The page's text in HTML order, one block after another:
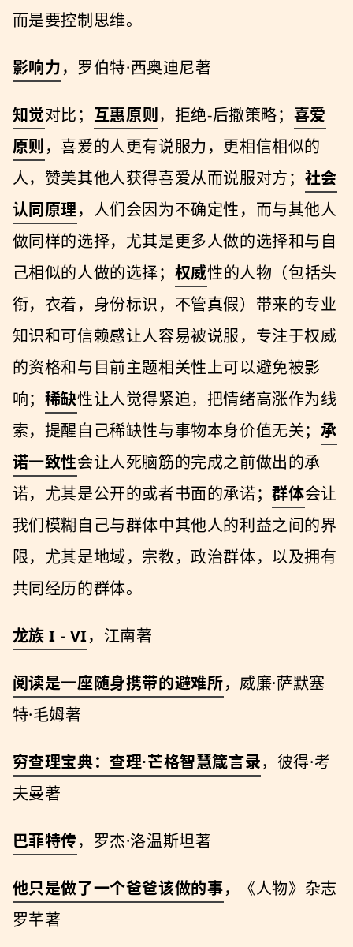
而是要控制思维。
影响力，罗伯特·⻄奥迪尼著
知觉对比； 互惠原则，拒绝-后撤策略； 喜爱
原则，喜爱的人更有说服力，更相信相似的
人，赞美其他人获得喜爱从而说服对方； 社会
认同原理，人们会因为不确定性，而与其他人
做同样的选择，尤其是更多人做的选择和与自
己相似的人做的选择； 权威性的人物（包括头
衔，衣着，身份标识，不管真假）带来的专业
知识和可信赖感让人容易被说服，专注于权威
的资格和与目前主题相关性上可以避免被影
响； 稀缺性让人觉得紧迫，把情绪高涨作为线
索，提醒自己稀缺性与事物本身价值无关；承
诺一致性会让人死脑筋的完成之前做出的承
诺，尤其是公开的或者书面的承诺；群体会让
我们模糊自己与群体中其他人的利益之间的界
限，尤其是地域，宗教，政治群体，以及拥有
共同经历的群体。
龙族 I - VI，江南著
阅读是一座随身携带的避难所，威廉·萨默塞
特·毛姆著
穷查理宝典：查理·芒格智慧箴⾔录，彼得·考
夫曼著
巴菲特传，罗杰·洛温斯坦著
他只是做了一个爸爸该做的事，《人物》杂志
罗芊著